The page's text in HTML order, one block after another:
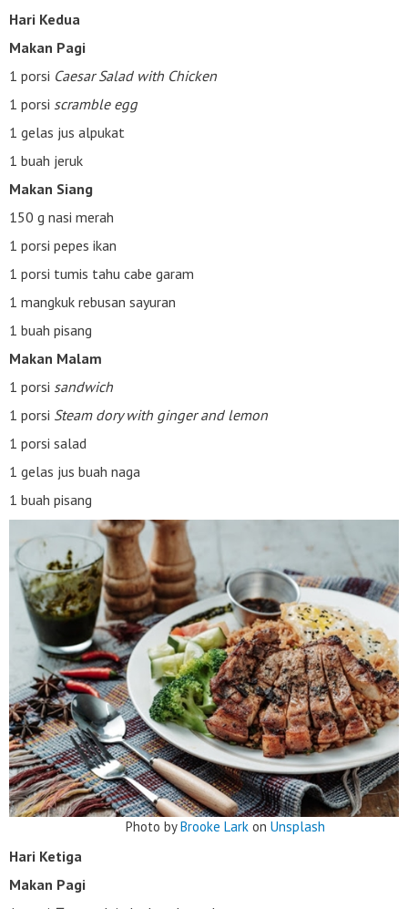
Hari Kedua
Makan Pagi
1 porsi Caesar Salad with Chicken
1 porsi scramble egg
1 gelas jus alpukat
1 buah jeruk
Makan Siang
150 g nasi merah
1 porsi pepes ikan
1 porsi tumis tahu cabe garam
1 mangkuk rebusan sayuran
1 buah pisang
Makan Malam
1 porsi sandwich
1 porsi Steam dory with ginger and lemon
1 porsi salad
1 gelas jus buah naga
1 buah pisang
Photo byBrooke Lark on Unsplash
Hari Ketiga
Makan Pagi